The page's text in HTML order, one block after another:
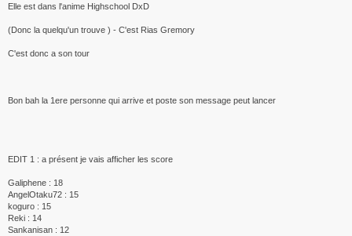
Elle est dans l'anime Highschool DxD
(Donc la quelqu'un trouve ) - C'est Rias Gremory
C'est donc a son tour
Bon bah la 1ere personne qui arrive et poste son message peut lancer
EDIT 1 : a présent je vais afficher les score
Galiphene : 18
AngelOtaku72 : 15
koguro : 15
Reki : 14
Sankanisan : 12